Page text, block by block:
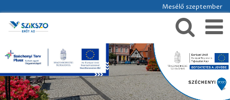
Mesélő szeptember